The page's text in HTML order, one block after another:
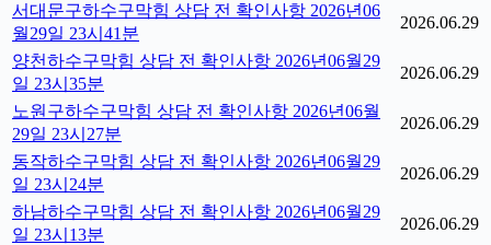
서대문구하수구막힘 상담 전 확인사항 2026년06
월29일 23시41분
2026.06.29
양천하수구막힘 상담 전 확인사항 2026년06월29
일 23시35분
2026.06.29
노원구하수구막힘 상담 전 확인사항 2026년06월
29일 23시27분
2026.06.29
동작하수구막힘 상담 전 확인사항 2026년06월29
일 23시24분
2026.06.29
하남하수구막힘 상담 전 확인사항 2026년06월29
일 23시13분
2026.06.29